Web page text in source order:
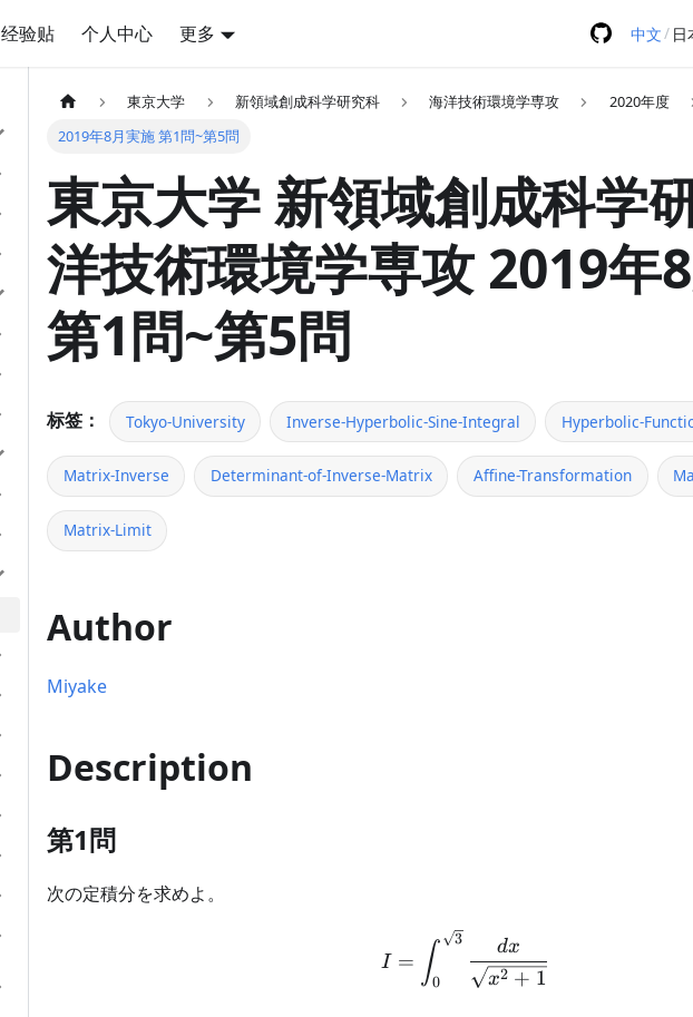
经验贴 个人中心 更多 中文/ 日
東京大学 新領域創成科学研究科 海洋技術環境学専攻
2020年度
2019年8月実施 第1問~第5問
東京大学 新領域創成科学
洋技術環境学専攻 2019年
第1問~第5問
标签： Tokyo-University Inverse-Hyperbolic-Sine-Integral Hyperbolic-
Matrix-Inverse Determinant-of-Inverse-Matrix Affine-Transformation
Matrix-Limit
Author
Miyake
Description
第1問
次の定積分を求めよ。
I = \int_0^{\sqrt{3}}
I = ∫0
3
x2 + 1
dx